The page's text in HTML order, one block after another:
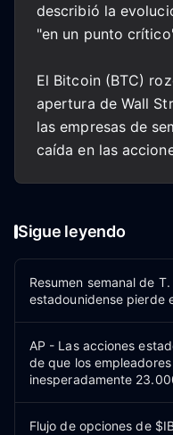
describió la
"en un punto
El Bitcoin (BTC)
apertura de Wall
las empresas de
caída en las
Sigue leyendo
Resumen semanal de
estadounidense pierde
AP - Las acciones
de que los
inesperadamente
Flujo de opciones de